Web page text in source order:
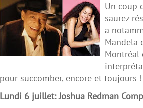
Un coup
saurez
a
Mandela
Montréal
pour succomber, encore et toujours !
Lundi 6 juillet: Joshua Redman